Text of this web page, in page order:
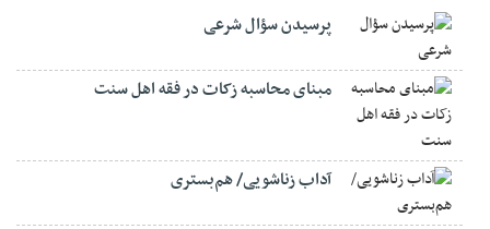
پرسیدن سؤال شرعی
مبنای محاسبه زکات در فقه اهل سنت
آداب زناشویی/ هم‌بستری